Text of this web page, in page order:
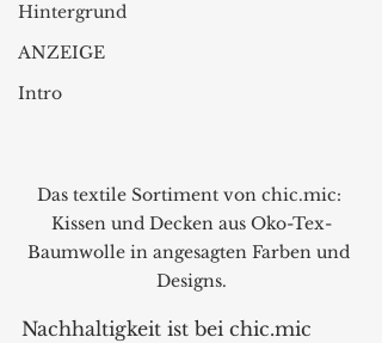
Hintergrund
ANZEIGE
Intro
Das textile Sortiment von chic.mic:
Kissen und Decken aus Oko-Tex-
Baumwolle in angesagten Farben und
Designs.
Nachhaltigkeit ist bei chic.mic